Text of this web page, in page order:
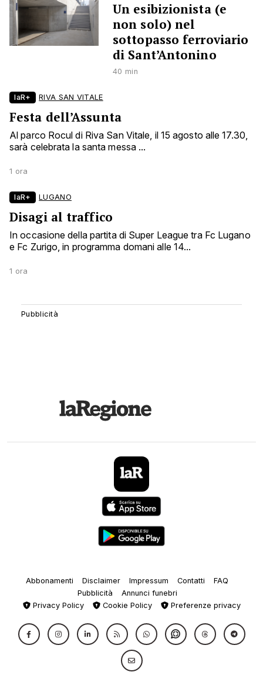
Un esibizionista (e
non solo) nel
sottopasso ferroviario
di Sant’Antonino
40 min
laR+ RIVA SAN VITALE
Festa dell’Assunta
Al parco Rocul di Riva San Vitale, il 15 agosto alle 17.30,
sarà celebrata la santa messa ...
1 ora
laR+ LUGANO
Disagi al traffico
In occasione della partita di Super League tra Fc Lugano
e Fc Zurigo, in programma domani alle 14...
1 ora
Abbonamenti Disclaimer Impressum Contatti
FAQ
Pubblicità
Annunci funebri
Privacy Policy
Cookie Policy Preferenze privacy